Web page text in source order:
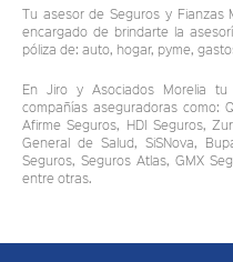
Tu asesor de Seguros y Fianzas
encargado de brindarte la
póliza de: auto, hogar, pyme,
En Jiro y Asociados Morelia
compañías aseguradoras como:
Afirme Seguros, HDI Seguros,
General de Salud, SiSNova,
Seguros, Seguros Atlas, GMX
entre otras.